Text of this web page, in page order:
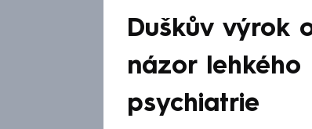
Duškův výrok
názor lehkého
psychiatrie